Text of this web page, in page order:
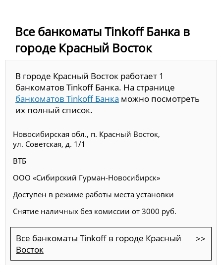
Все банкоматы Tinkoff Банка в
городе Красный Восток
В городе Красный Восток работает 1
банкоматов Tinkoff Банка. На странице
банкоматов Tinkoff Банка можно посмотреть
их полный список.
Новосибирская обл., п. Красный Восток,
ул. Советская, д. 1/1
ВТБ
ООО «Сибирский Гурман-Новосибирск»
Доступен в режиме работы места установки
Снятие наличных без комиссии от 3000 руб.
Все банкоматы Tinkoff в городе Красный
Восток